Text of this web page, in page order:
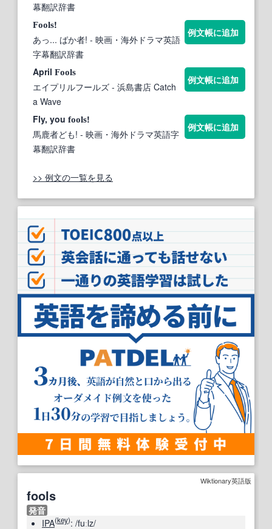
幕翻訳辞書
Fools!
あっ... ばか者! - 映画・海外ドラマ英語
字幕翻訳辞書
例文帳に追加
April Fools
エイプリルフールズ - 浜島書店 Catch
a Wave
例文帳に追加
Fly, you fools!
馬鹿者ども! - 映画・海外ドラマ英語字
幕翻訳辞書
例文帳に追加
>> 例文の一覧を見る
Wiktionary英語版
fools
発音
IPA(key): /fuːlz/